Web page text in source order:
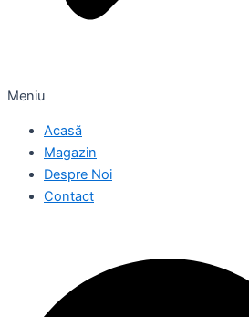
Meniu
Acasă
Magazin
Despre Noi
Contact